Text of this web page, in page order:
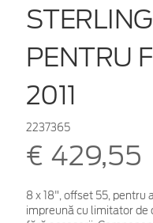
PENTRU
2011
2237365
€ 429,55
8 x 18", offset 55, pentru
impreună cu limitator de